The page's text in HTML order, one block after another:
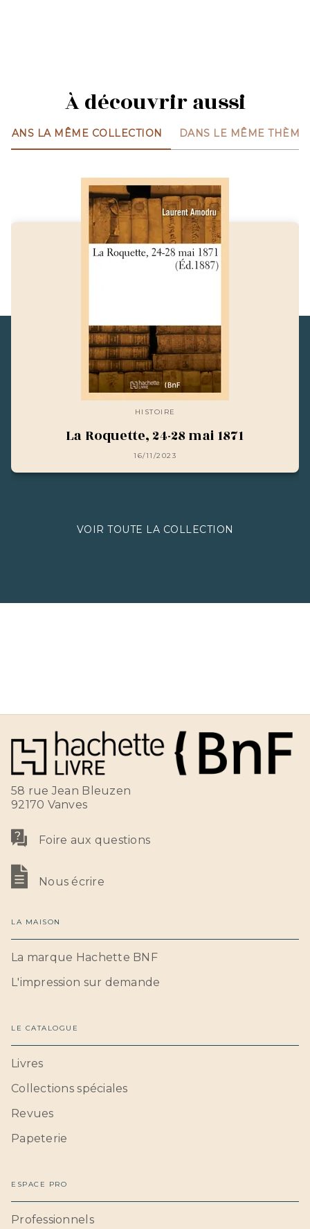
À découvrir aussi
DANS LA MÊME COLLECTION DANS LE MÊME THÈME
HISTOIRE
La Roquette, 24-28 mai 1871
16/11/2023
VOIR TOUTE LA COLLECTION
58 rue Jean Bleuzen
92170 Vanves
Foire aux questions
Nous écrire
LA MAISON
La marque Hachette BNF
L'impression sur demande
LE CATALOGUE
Livres
Collections spéciales
Revues
Papeterie
ESPACE PRO
Professionnels